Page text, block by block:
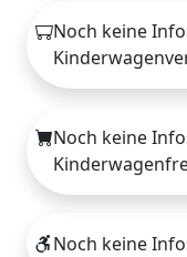
Noch keine
Noch keine
Noch keine